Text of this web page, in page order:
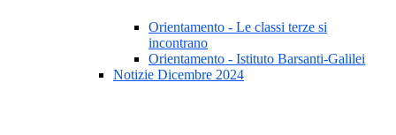
Orientamento - Le classi terze si
incontrano
Orientamento - Istituto Barsanti-Galilei
Notizie Dicembre 2024